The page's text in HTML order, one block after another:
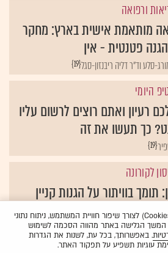
ורפואה
מותאמת אישית בארץ: מחקר
פטנטית - אין
{19}סלע וד"ר דליה ריבנזון-סגל
היומי
רעיון ואתם רוצים לרשום עליו
כך תעשו את זה
{19}
לקורונה
תומך בוויתור על הגנות קניין
של חיסוני קורונה
{19}ג'ורנל
האתר עושה שימוש בעוגיות (Cookies) לצורך שיפור חוויית המשתמש, ניתוח נתוני
המשך הגלישה באתר מהווה הסכמה לשימוש
. באפשרותך, בכל עת, לשנות את הגדרות
עוגיות תשפיע על תפקוד האתר.